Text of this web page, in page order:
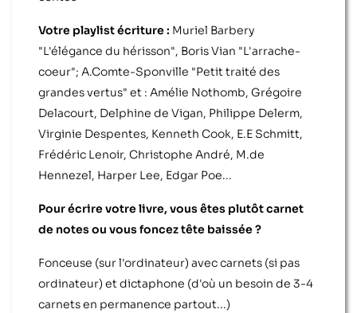
Votre playlist écriture : Muriel Barbery
"L'élégance du hérisson", Boris Vian "L'arrache-
coeur"; A.Comte-Sponville "Petit traité des
grandes vertus" et : Amélie Nothomb, Grégoire
Delacourt, Delphine de Vigan, Philippe Delerm,
Virginie Despentes, Kenneth Cook, E.E Schmitt,
Frédéric Lenoir, Christophe André, M.de
Hennezel, Harper Lee, Edgar Poe...
Pour écrire votre livre, vous êtes plutôt carnet
de notes ou vous foncez tête baissée ?
Fonceuse (sur l'ordinateur) avec carnets (si pas
ordinateur) et dictaphone (d'où un besoin de 3-4
carnets en permanence partout...)